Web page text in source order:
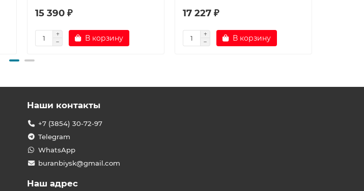
15 390 ₽
В корзину
17 227 ₽
В корзину
Наши контакты
+7 (3854) 30-72-97
Telegram
WhatsApp
buranbiysk@gmail.com
Наш адрес